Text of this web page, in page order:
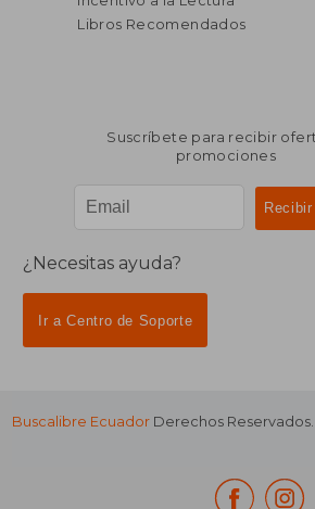
Libros Recomendados
Suscríbete para recibir
promociones
¿Necesitas ayuda?
Ir a Centro de Soporte
Buscalibre Ecuador Derechos Reservados.